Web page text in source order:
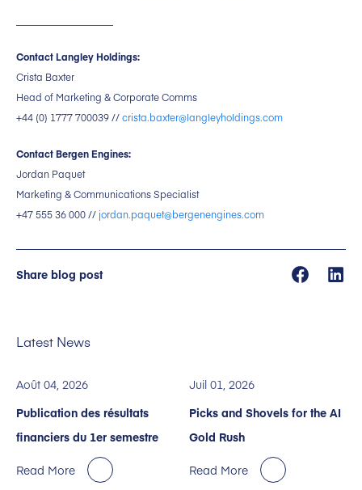
Contact Langley Holdings:
Crista Baxter
Head of Marketing & Corporate Comms
+44 (0) 1777 700039 //crista.baxter@langleyholdings.com
Contact Bergen Engines:
Jordan Paquet
Marketing & Communications Specialist
+47 555 36 000 // jordan.paquet@bergenengines.com
Share blog post
Latest News
Août 04, 2026
Publication des résultats
financiers du 1er semestre
Read More
Juil 01, 2026
Picks and Shovels for the AI
Gold Rush
Read More